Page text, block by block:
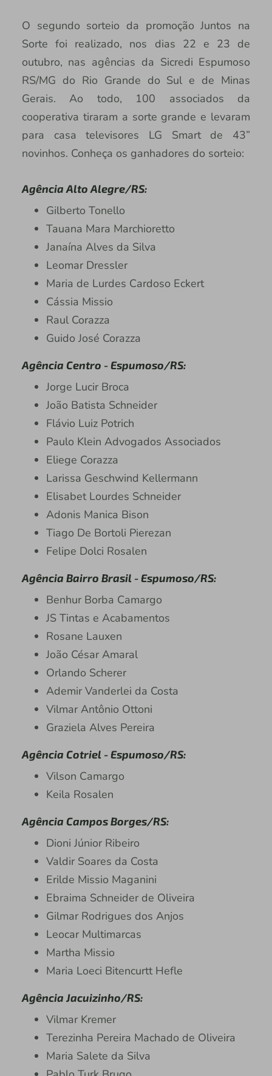
O segundo sorteio da promoção Juntos na
Sorte foi realizado, nos dias 22 e 23 de
outubro, nas agências da Sicredi Espumoso
RS/MG do Rio Grande do Sul e de Minas
Gerais. Ao todo, 100 associados da
cooperativa tiraram a sorte grande e levaram
para casa televisores LG Smart de 43”
novinhos. Conheça os ganhadores do sorteio:
Agência Alto Alegre/RS:
Gilberto Tonello
Tauana Mara Marchioretto
Janaína Alves da Silva
Leomar Dressler
Maria de Lurdes Cardoso Eckert
Cássia Missio
Raul Corazza
Guido José Corazza
Agência Centro - Espumoso/RS:
Jorge Lucir Broca
João Batista Schneider
Flávio Luiz Potrich
Paulo Klein Advogados Associados
Eliege Corazza
Larissa Geschwind Kellermann
Elisabet Lourdes Schneider
Adonis Manica Bison
Tiago De Bortoli Pierezan
Felipe Dolci Rosalen
Agência Bairro Brasil - Espumoso/RS:
Benhur Borba Camargo
JS Tintas e Acabamentos
Rosane Lauxen
João César Amaral
Orlando Scherer
Ademir Vanderlei da Costa
Vilmar Antônio Ottoni
Graziela Alves Pereira
Agência Cotriel - Espumoso/RS:
Vilson Camargo
Keila Rosalen
Agência Campos Borges/RS:
Dioni Júnior Ribeiro
Valdir Soares da Costa
Erilde Missio Maganini
Ebraima Schneider de Oliveira
Gilmar Rodrigues dos Anjos
Leocar Multimarcas
Martha Missio
Maria Loeci Bitencurtt Hefle
Agência Jacuizinho/RS:
Vilmar Kremer
Terezinha Pereira Machado de Oliveira
Maria Salete da Silva